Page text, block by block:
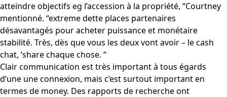
atteindre objectifs eg l’accession à la propriété, “Courtney
mentionné. “extreme dette places partenaires
désavantagés pour acheter puissance et monétaire
stabilité. Très, dès que vous les deux vont avoir – le cash
chat, ‘share chaque chose. “
Clair communication est très important à tous égards
d’une une connexion, mais c’est surtout important en
termes de money. Des rapports de recherche ont